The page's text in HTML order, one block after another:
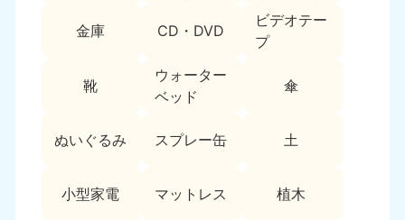
金庫 CD・DVD
ビデオテー
プ
靴
ウォーター
ベッド
傘
ぬいぐるみ スプレー缶 土
小型家電 マットレス 植木
9:00〜19:00 年中無休
050-1881-5267
9:00〜19:00 年中無休
050-1881-5255
9:00〜19:00 年中無休
050-1881-5259
9:00〜19:00 年中無休